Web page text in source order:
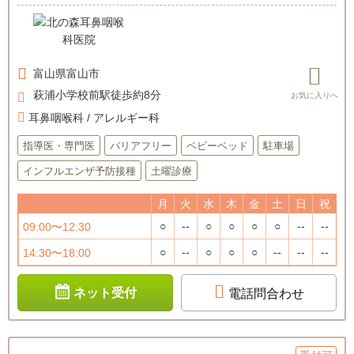
富山県富山市
萩浦小学校前駅徒歩約8分
耳鼻咽喉科 / アレルギー科
指導医・専門医 バリアフリー ベビーベッド 駐車場
インフルエンザ予防接種 土曜診療
月 火 水 木 金 土 日
祝
09:00〜12:30
○ -- ○ ○ ○ ○ -- --
14:30〜18:00 ○ -- ○ ○ ○ -- -- --
ネット受付 電話問合わせ